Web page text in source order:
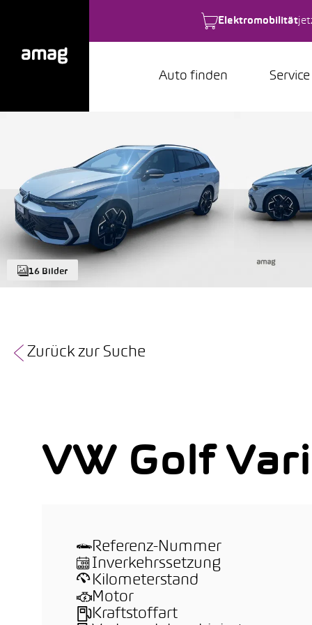
Elektromobilität
Auto finden Service
16 Bilder
Zurück zur Suche
VW Golf
Referenz-Nummer
Inverkehrssetzung
Kilometerstand
Motor
Kraftstoffart